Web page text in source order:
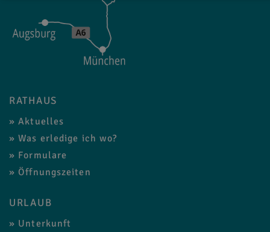
RATHAUS
Aktuelles
Was erledige ich wo?
Formulare
Öffnungszeiten
URLAUB
Unterkunft